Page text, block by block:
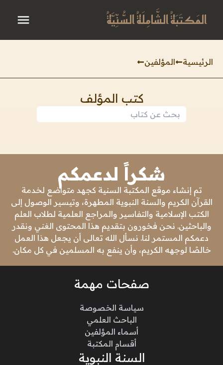
المَكتَبَةُ الشَّامِلَةُ السُّنِّيَّةُ
الرئيسية المؤلفين
كتب المؤلف
شكراً لدعمكم
تم إنشاء موقع المكتبة السنية كجهد متواضع لخدمة
القرآن الكريم والسنة النبوية المطهرة، وتيسير الوصول إلى
الكتب الإسلامية والتفاسير والمراجع العلمية لطلاب العلم
والباحثين. نحن فخورون بتقديم هذا المحتوى الغني ونقدر
دعمكم المستمر لنا. نسأل الله تعالى أن يجعل هذا العمل
خالصًا لوجهه الكريم، وأن ينفع به المسلمين في كل مكان.
صفحات مهمة
سياسة الخصوصة
الباحث العلمي
أسماء المؤلفين
أقسام المكتبة
السنة النبوية